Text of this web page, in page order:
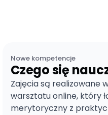
Nowe kompetencje
Czego się
Zajęcia są realizowane
warsztatu online, który
merytoryczny z